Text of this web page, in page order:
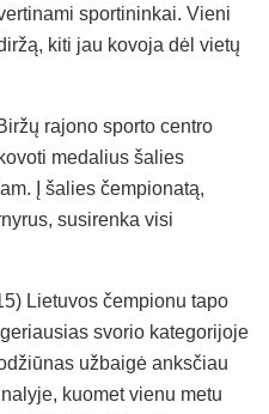
sportininkai. Vieni
kiti jau kovoja dėl vietų
rajono sporto centro
medalius šalies
Į šalies čempionatą,
susirenka visi
Lietuvos čempionu tapo
svorio kategorijoje
užbaigė anksčiau
kuomet vienu metu